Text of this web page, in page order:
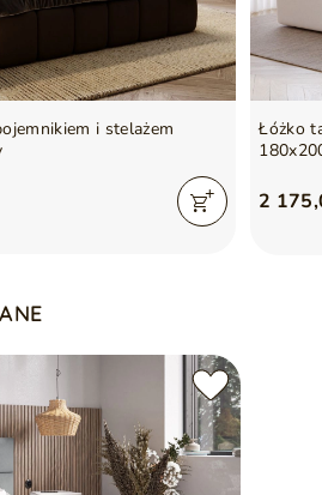
i stelażem
Łóżko
2